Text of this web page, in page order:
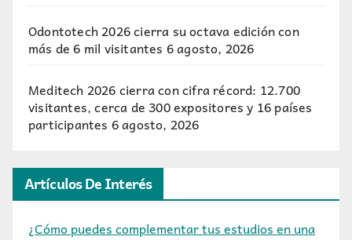
Odontotech 2026 cierra su octava edición con
más de 6 mil visitantes 6 agosto, 2026
Meditech 2026 cierra con cifra récord: 12.700
visitantes, cerca de 300 expositores y 16 países
participantes 6 agosto, 2026
Artículos De Interés
¿Cómo puedes complementar tus estudios en una